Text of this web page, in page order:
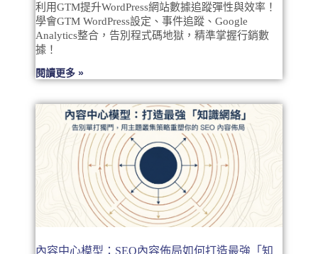
利用GTM提升WordPress網站數據追蹤彈性與效率！
學會GTM WordPress設定、事件追蹤、Google
Analytics整合，告別程式碼地獄，精準掌握行銷數
據！
閱讀更多 »
內容中心模型：SEO內容佈局如何打造最強「知